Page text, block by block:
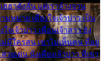
ฮาดังลั่น แต่เราล้างจาน
หมาย เคียงใจเจ้าบ่าว เป็น
เจ้าบ่าว เพื่อนเจ้าสาว ยัง
มีใครสน เขาไม่เห็นคน ที่อยู่
วยเด่น นั่งเคียงเจ้าบ่าว ที่เขา